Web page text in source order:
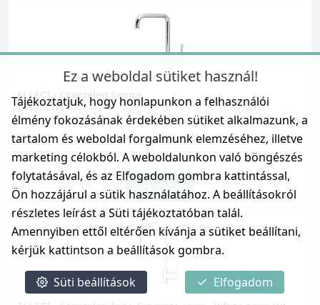
ELLECI - Csaptelep Senna
MIKSENCR
58 990 Ft
62 990 Ft
Részletek
Ez a weboldal sütiket használ!
Tájékoztatjuk, hogy honlapunkon a felhasználói
élmény fokozásának érdekében sütiket alkalmazunk, a
tartalom és weboldal forgalmunk elemzéséhez, illetve
marketing célokból. A weboldalunkon való böngészés
folytatásával, és az Elfogadom gombra kattintással,
Ön hozzájárul a sütik használatához. A beállításokról
részletes leírást a Süti tájékoztatóban talál.
Amennyiben ettől eltérően kívánja a sütiket beállítani,
kérjük kattintson a beállítások gombra.
Süti beállítások Elfogadom